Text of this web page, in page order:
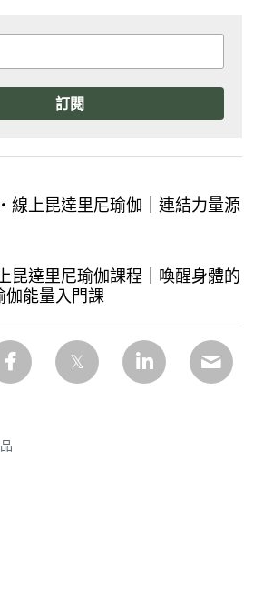
訂閱
線上昆達里尼瑜伽｜連結力量源
昆達里尼瑜伽課程｜喚醒身體的
伽能量入門課